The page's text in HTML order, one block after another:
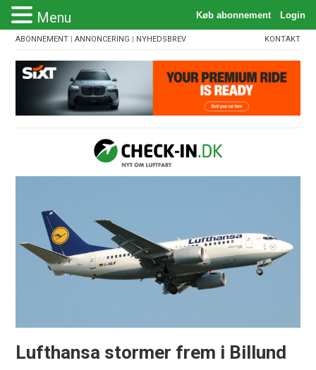
ABONNEMENT |ANNONCERING | NYHEDSBREV KONTAKT
Lufthansa stormer frem i Billund
Menu